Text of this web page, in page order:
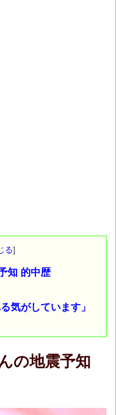
る]
知 的中歴
気がしています」
の地震予知